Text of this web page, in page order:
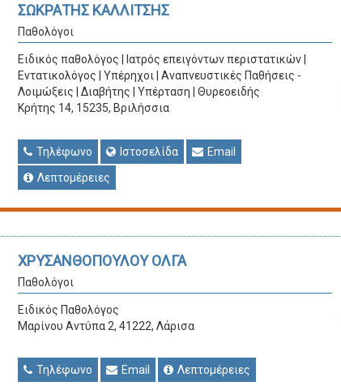
ΣΩΚΡΑΤΗΣ ΚΑΛΛΙΤΣΗΣ
Παθολόγοι
Eιδικός παθολόγος | Ιατρός επειγόντων περιστατικών |
Εντατικολόγος | Υπέρηχοι | Αναπνευστικές Παθήσεις -
Λοιμώξεις | Διαβήτης | Υπέρταση | Θυρεοειδής
Κρήτης 14, 15235, Βριλήσσια
Τηλέφωνο Ιστοσελίδα
Email
Λεπτομέρειες
ΧΡΥΣΑΝΘΟΠΟΥΛΟΥ ΟΛΓΑ
Παθολόγοι
Ειδικός Παθολόγος
Μαρίνου Αντύπα 2, 41222, Λάρισα
Τηλέφωνο Email Λεπτομέρειες